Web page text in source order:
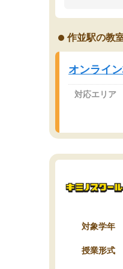
オンライン
り宿題もそ
2ヶ月で担
講師変更の
更だった為
遅れも取り
作並駅の教
オンライ
対応エリア
対象学年
授業形式